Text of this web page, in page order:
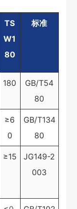
TS
W1
80
标准
180
GB/T54
80
≥6
0
GB/T134
80
≥15
JG149-2
003